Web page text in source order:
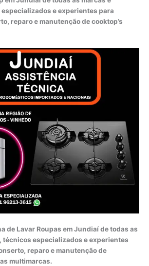
e experientes para
reparo e manutenção de cooktop’s
de Lavar Roupas em Jundiaí de todas as
técnicos especializados e experientes
reparo e manutenção de
multimarcas.